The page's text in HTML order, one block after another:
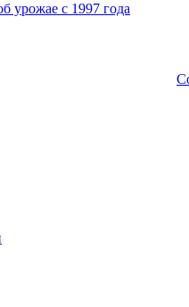
урожае с 1997 года